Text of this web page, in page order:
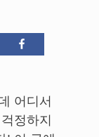
어디서
정하지